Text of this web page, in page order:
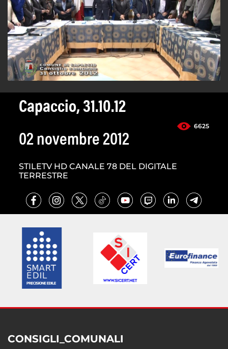
Capaccio, 31.10.12
6625
02 novembre 2012
STILETV HD CANALE 78 DEL DIGITALE
TERRESTRE
CONSIGLI_COMUNALI